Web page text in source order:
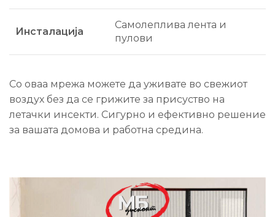
Инсталација
Самолеплива лента и
пулови
Со оваа мрежа можете да уживате во свежиот
воздух без да се грижите за присуство на
летачки инсекти. Сигурно и ефективно решение
за вашата домова и работна средина.